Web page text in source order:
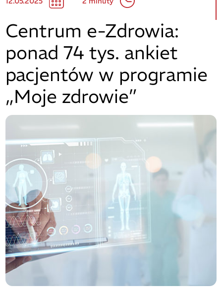
Centrum e-Zdrowia:
ponad 74 tys. ankiet
pacjentów w programie
„Moje zdrowie”